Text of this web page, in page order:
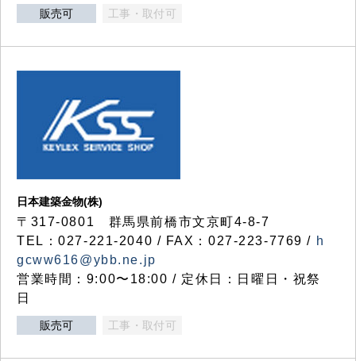
販売可 工事・取付可
日本建築金物(株)
〒317‐0801 群馬県前橋市文京町4-8-7
TEL：027-221-2040 / FAX：027-223-7769 / h
gcww616@ybb.ne.jp
営業時間：9:00〜18:00 / 定休日：日曜日・祝祭
日
販売可 工事・取付可